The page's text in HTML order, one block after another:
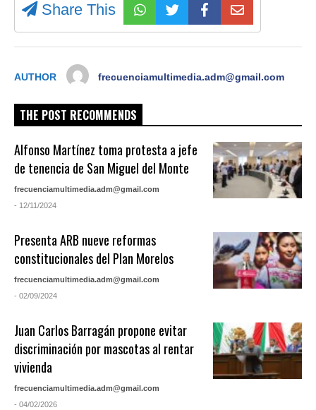
Share This
AUTHOR frecuenciamultimedia.adm@gmail.com
THE POST RECOMMENDS
Alfonso Martínez toma protesta a jefe
de tenencia de San Miguel del Monte
frecuenciamultimedia.adm@gmail.com
- 12/11/2024
Presenta ARB nueve reformas
constitucionales del Plan Morelos
frecuenciamultimedia.adm@gmail.com
- 02/09/2024
Juan Carlos Barragán propone evitar
discriminación por mascotas al rentar
vivienda
frecuenciamultimedia.adm@gmail.com
- 04/02/2026